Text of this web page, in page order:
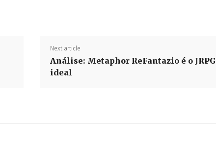
Next article
Análise: Metaphor ReFantazio é o JRPG
ideal